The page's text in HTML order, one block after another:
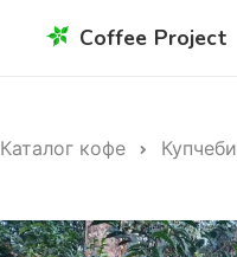
Coffee Project
Каталог кофе Купчеби